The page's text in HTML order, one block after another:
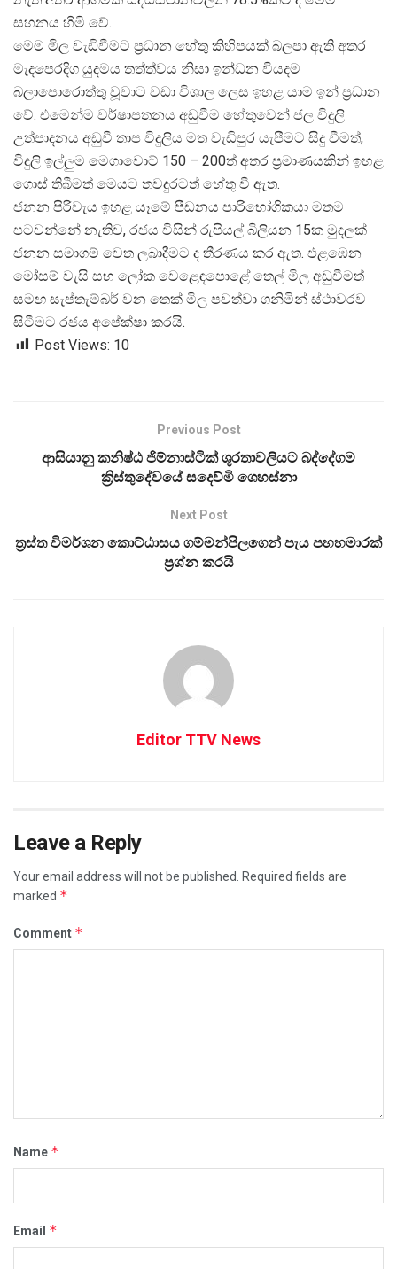
සහනය හිමි වේ.
මෙම මිල වැඩිවීමට ප්රධාන හේතු කිහිපයක් බලපා ඇති අතර
මැදපෙරදිග යුදමය තත්ත්වය නිසා ඉන්ධන වියදම
බලාපොරොත්තු වූවාට වඩා විශාල ලෙස ඉහළ යාම ඉන් ප්රධාන
වේ. එමෙන්ම වර්ෂාපතනය අඩුවීම හේතුවෙන් ජල විදුලි
උත්පාදනය අඩුවී තාප විදුලිය මත වැඩිපුර යැපීමට සිදු වීමත්,
විදුලි ඉල්ලුම මෙගාවොට් 150 – 200ත් අතර ප්රමාණයකින් ඉහළ
ගොස් තිබීමත් මෙයට තවදුරටත් හේතු වී ඇත.
ජනන පිරිවැය ඉහළ යෑමේ පීඩනය පාරිභෝගිකයා මතම
පටවන්නේ නැතිව, රජය විසින් රුපියල් බිලියන 15ක මුදලක්
ජනන සමාගම් වෙත ලබාදීමට ද තීරණය කර ඇත. එළඹෙන
මෝසම් වැසි සහ ලෝක වෙළෙඳපොළේ තෙල් මිල අඩුවීමත්
සමඟ සැප්තැම්බර් වන තෙක් මිල පවත්වා ගනිමින් ස්ථාවරව
සිටීමට රජය අපේක්ෂා කරයි.
Post Views: 10
Previous Post
ආසියානු කනිෂ්ඨ ජිම්නාස්ටික් ශූරතාවලියට බද්දේගම
ක්‍රිස්තුදේවයේ සදෙව්මි ශෙහස්නා
Next Post
ත්‍රස්ත විමර්ශන කොට්ඨාසය ගම්මන්පිලගෙන් පැය පහහමාරක්
ප්‍රශ්න කරයි
Editor TTV News
Leave a Reply
Your email address will not be published.
Required fields are
marked *
Comment *
Name *
Email *